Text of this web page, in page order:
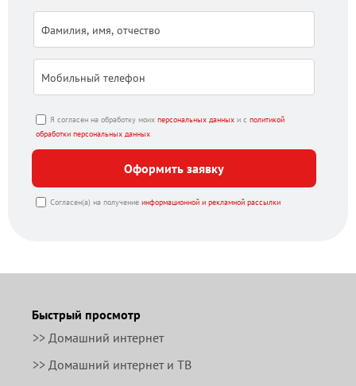
Я согласен на обработку моих персональных данных и с политикой
обработки персональных данных
Оформить заявку
Согласен(а) на получение информационной и рекламной рассылки
Быстрый просмотр
>> Домашний интернет
>> Домашний интернет и ТВ